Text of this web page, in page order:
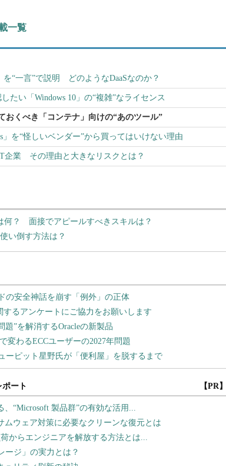
一覧
を“一言”で説明 どのようなDaaSなのか？
たい「Windows 10」の“複雑”なライセンス
おくべき「コンテナ」向けの“あのツール”
」を“怪しいベンダー”から買ってはいけない理由
企業 その理由と大きなリスクとは？
何？ 面接でアピールすべきスキルは？
い倒す方法は？
ート 【PR】
“Microsoft 製品群”の有効な活用...
ウェア対策に必要なクリーンな復元とは
からエンジニアを解放する方法とは...
ージ」の実力とは？